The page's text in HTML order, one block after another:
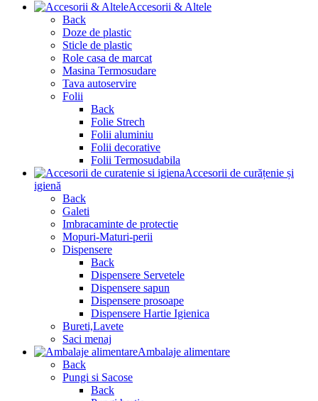
Accesorii & Altele
Back
Doze de plastic
Sticle de plastic
Role casa de marcat
Masina Termosudare
Tava autoservire
Folii
Back
Folie Strech
Folii aluminiu
Folii decorative
Folii Termosudabila
Accesorii de curățenie și
igienă
Back
Galeti
Imbracaminte de protectie
Mopuri-Maturi-perii
Dispensere
Back
Dispensere Servetele
Dispensere sapun
Dispensere prosoape
Dispensere Hartie Igienica
Bureti,Lavete
Saci menaj
Ambalaje alimentare
Back
Pungi si Sacose
Back